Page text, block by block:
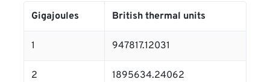
Gigajoules British thermal units
1 947817.12031
2 1895634.24062